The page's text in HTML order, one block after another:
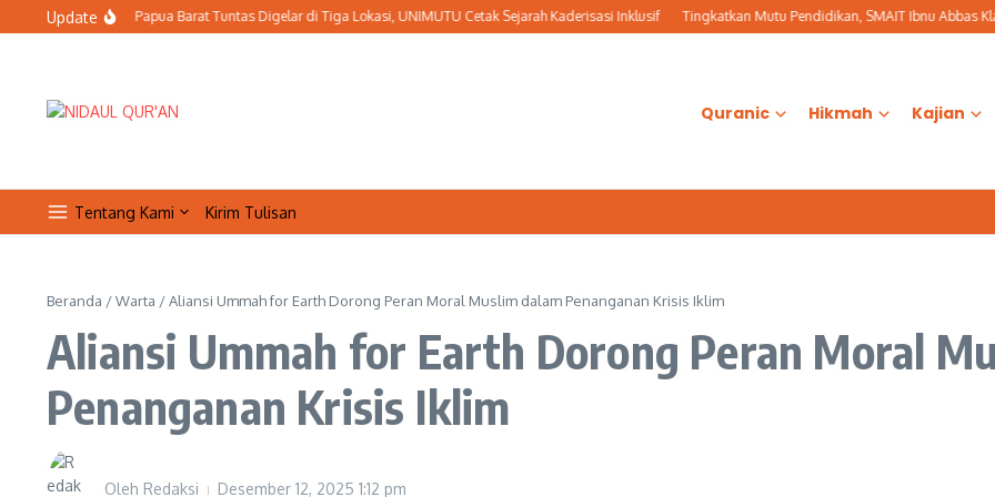
Lewati ke konten
Update
Arqam PWM Papua Barat Tuntas Digelar di Tiga Lokasi, UNIMUTU Cetak Sejarah Kaderisasi Inklusif Tingkatkan Mutu Pendidikan, SMAIT Ibnu Abbas
Quranic Hikmah Kajian
Tentang Kami Kirim Tulisan
Beranda /Warta /Aliansi Ummah for Earth Dorong Peran Moral Muslim dalam Penanganan Krisis Iklim
Aliansi Ummah for Earth Dorong Peran Moral
Penanganan Krisis Iklim
Oleh Redaksi Desember 12, 2025 1:12 pm